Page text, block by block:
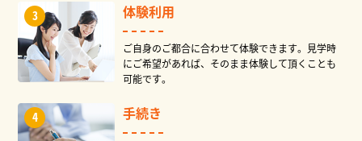
体験利用
ご自身のご都合に合わせて体験できます。見学時
にご希望があれば、そのまま体験して頂くことも
可能です。
手続き